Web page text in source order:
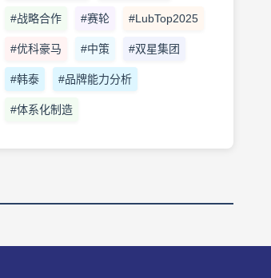
#战略合作 #赛轮 #LubTop2025
#优科豪马 #中策 #双星集团
#韩泰 #品牌能力分析
#体系化制造